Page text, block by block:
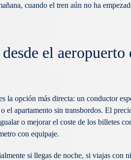
cuando el tren aún no ha
el
la opción más directa: un conductor
el apartamento sin transbordos. El
o mejorar el coste de los billetes
con equipaje.
si llegas de noche, si viajas con